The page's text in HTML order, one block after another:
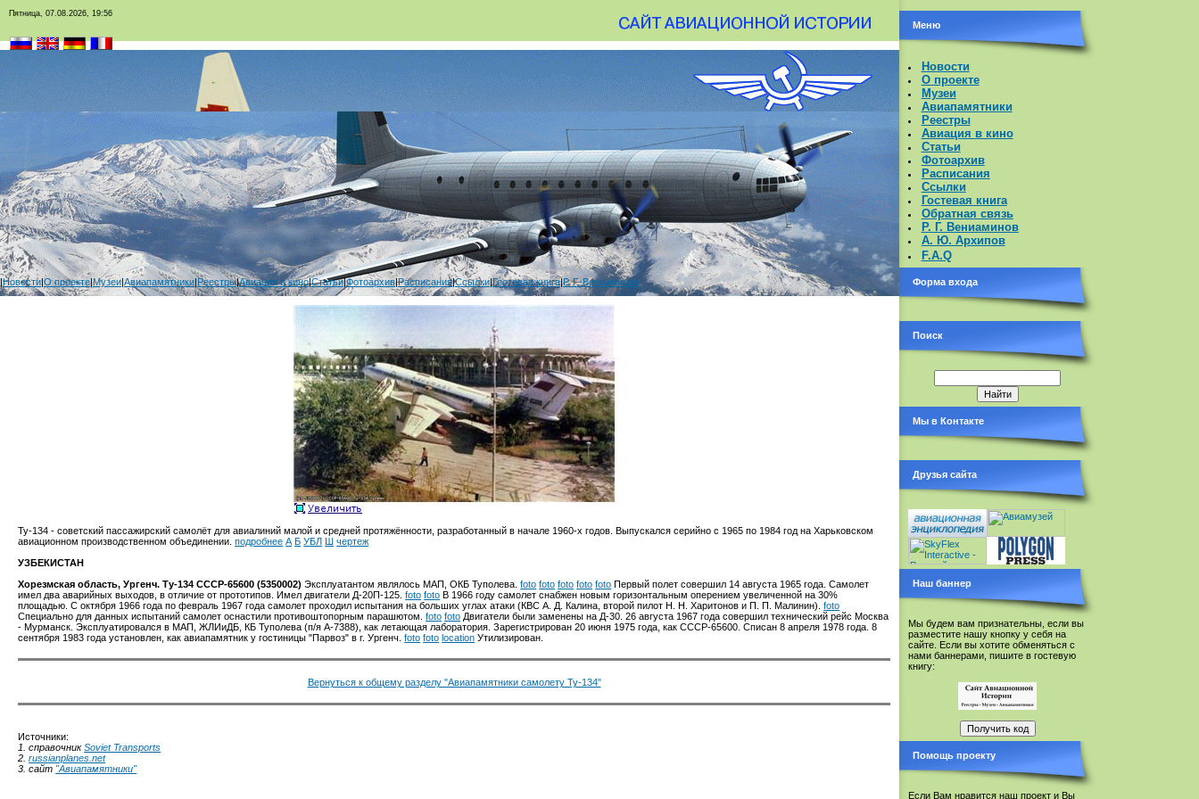
Пятница, 07.08.2026, 19:56
|Новости|О проекте|Музеи|Авиапамятники|Реестры|Авиация в кино|Статьи|Фотоархив|Расписания|Ссылки|Гостевая книга|Р. Г. Вениаминов
Ту-134 - советский пассажирский самолёт для авиалиний малой и средней протяжённости, разработанный в начале 1960-х годов. Выпускался серийно с 1965 по 1984 год на Харьковском
авиационном производственном объединении.подробнее А Б УБЛ Ш чертеж
УЗБЕКИСТАН
Хорезмская область, Ургенч. Ту-134 СССР-65600 (5350002) Эксплуатантом являлось МАП, ОКБ Туполева.foto foto foto foto foto Первый полет совершил 14 августа 1965 года. Самолет
имел два аварийных выходов, в отличие от прототипов. Имел двигатели Д-20П-125.foto foto В 1966 году самолет снабжен новым горизонтальным оперением увеличенной на 30%
площадью. С октября 1966 года по февраль 1967 года самолет проходил испытания на больших углах атаки (КВС А. Д. Калина, второй пилот Н. Н. Харитонов и П. П. Малинин).foto
Специально для данных испытаний самолет оснастили противоштопорным парашютом.foto foto Двигатели были заменены на Д-30. 26 августа 1967 года совершил технический рейс Москва
- Мурманск. Эксплуатировался в МАП, ЖЛИиДБ, КБ Туполева (п/я А-7388), как летающая лаборатория. Зарегистрирован 20 июня 1975 года, как СССР-65600. Списан 8 апреля 1978 года. 8
сентября 1983 года установлен, как авиапамятник у гостиницы "Парвоз" в г. Ургенч.foto foto location Утилизирован.
Вернуться к общему разделу "Авиапамятники самолету Ту-134"
Источники:
1. справочникSoviet Transports
2.russianplanes.net
3. сайт "Авиапамятники"
Меню
Новости
О проекте
Музеи
Авиапамятники
Реестры
Авиация в кино
Статьи
Фотоархив
Расписания
Ссылки
Гостевая книга
Обратная связь
Р. Г. Вениаминов
А. Ю. Архипов
F.A.Q
Форма входа
Поиск
Мы в Контакте
Друзья сайта
Наш баннер
Мы будем вам признательны, если вы
разместите нашу кнопку у себя на
сайте. Если вы хотите обменяться с
нами баннерами, пишите в гостевую
книгу:
Помощь проекту
Если Вам нравится наш проект и Вы